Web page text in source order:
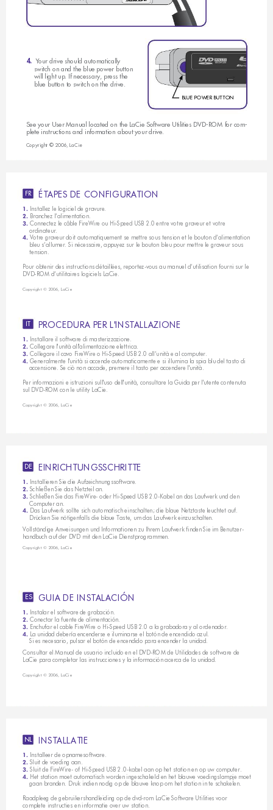
See your User Manual located on the LaCie Software Utilities DVD-ROM for com-
plete instructions and information about your drive.
Copyright © 2006, LaCie
Serial Number  XXXXXXXXX
4. Your drive should automatically
switch on and the blue power button
will light up. If necessary, press the
blue button to switch on the drive.
BLUE POWER BUTTON
FR ÉTAPES DE CONFIGURATION
1. Installez le logiciel de gravure.
2. Branchez l’alimentation.
3. Connectez le câble FireWire ou Hi-Speed USB 2.0 entre votre graveur et votre
    ordinateur.
4. Votre graveur doit automatiquement se mettre sous tension et le bouton d’alimentation
    bleu s’allumer. Si nécessaire, appuyez sur le bouton bleu pour mettre le graveur sous
    tension.
Pour obtenir des instructions détaillées, reportez-vous au manuel d’utilisation fourni sur le
DVD-ROM d’utilitaires logiciels LaCie.
Copyright © 2006, LaCie
PROCEDURA PER L'INSTALLAZIONE
1. Installare il software di masterizzazione.
2. Collegare l'unità all'alimentazione elettrica.
3. Collegare il cavo FireWire o Hi-Speed USB 2.0 all’unità e al computer.
4.
Generalmente l'unità si accende automaticamente e si illumina la spia blu del tasto di
    accensione. Se ciò non accade, premere il tasto per accendere l'unità.
Per informazioni e istruzioni sull'uso dell'unità, consultare la Guida per l'utente contenuta
sul DVD-ROM con le utility LaCie.
Copyright © 2006, LaCie
DE EINRICHTUNGSSCHRITTE
1. Installieren Sie die Aufzeichnungssoftware.
2. Schließen Sie das Netzteil an.
3. Schließen Sie das FireWire- oder Hi-Speed USB 2.0-Kabel an das Laufwerk und den
    Computer an.
4. Das Laufwerk sollte sich automatisch einschalten; die blaue Netztaste leuchtet auf.
    Drücken Sie nötigenfalls die blaue Taste, um das Laufwerk einzuschalten.
Vollständige Anweisungen und Informationen zu Ihrem Laufwerk finden Sie im Benutzer-
handbuch auf der DVD mit den LaCie Dienstprogrammen.
Copyright © 2006, LaCie
ES GUIA DE INSTALACIÓN
1. Instalar el software de grabación.
2. Conectar la fuente de alimentación.
3. Enchufar el cable FireWire o Hi-Speed USB 2.0 a la grabadora y al ordenador.
4.
La unidad debería encenderse e iluminarse el botón de encendido azul.
    Si es necesario, pulsar el botón de encendido para encender la unidad.
Consultar el Manual de usuario incluido en el DVD-ROM de Utilidades de software de
LaCie para completar las instrucciones y la información acerca de la unidad.
Copyright © 2006, LaCie
NL INSTALLATIE
1. Installeer de opnamesoftware.
2. Sluit de voeding aan.
3. Sluit de FireWire- of Hi-Speed USB 2.0-kabel aan op het station en op uw computer.
4.
Het station moet automatisch worden ingeschakeld en het blauwe voedingslampje moet
    gaan branden. Druk indien nodig op de blauwe knop om het station in te schakelen.
Raadpleeg de gebruikershandleiding op de dvd-rom LaCie Software Utilities voor
complete instructies en informatie over uw station.